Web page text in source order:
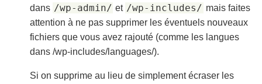
dans /wp-admin/ et /wp-includes/ mais faites
attention à ne pas supprimer les éventuels nouveaux
fichiers que vous avez rajouté (comme les langues
dans /wp-includes/languages/).
Si on supprime au lieu de simplement écraser les